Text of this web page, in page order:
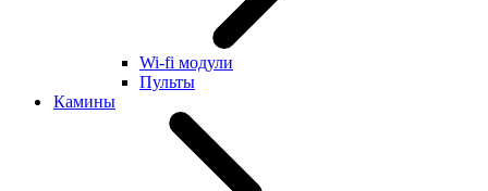
Wi-fi модули
Пульты
Камины